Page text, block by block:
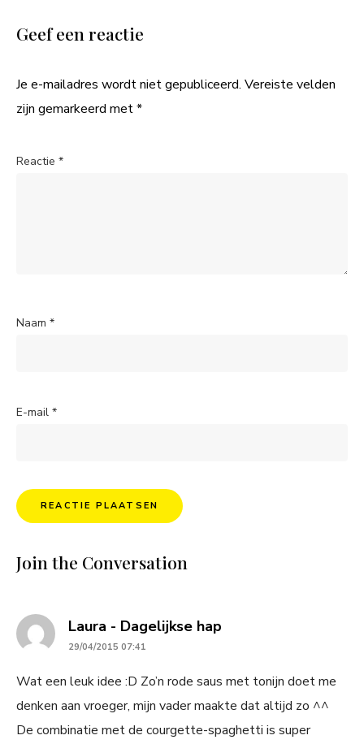
Geef een reactie
Je e-mailadres wordt niet gepubliceerd. Vereiste velden
zijn gemarkeerd met*
Reactie *
Naam *
E-mail *
Join the Conversation
Laura - Dagelijkse hap
29/04/2015 07:41
Wat een leuk idee :D Zo’n rode saus met tonijn doet me
denken aan vroeger, mijn vader maakte dat altijd zo ^^
De combinatie met de courgette-spaghetti is super